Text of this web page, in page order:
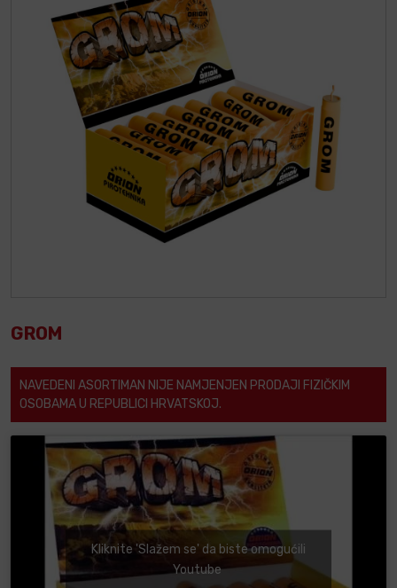
GROM
NAVEDENI ASORTIMAN NIJE NAMJENJEN PRODAJI FIZIČKIM
OSOBAMA U REPUBLICI HRVATSKOJ.
Kliknite 'Slažem se' da biste omogućili
Youtube